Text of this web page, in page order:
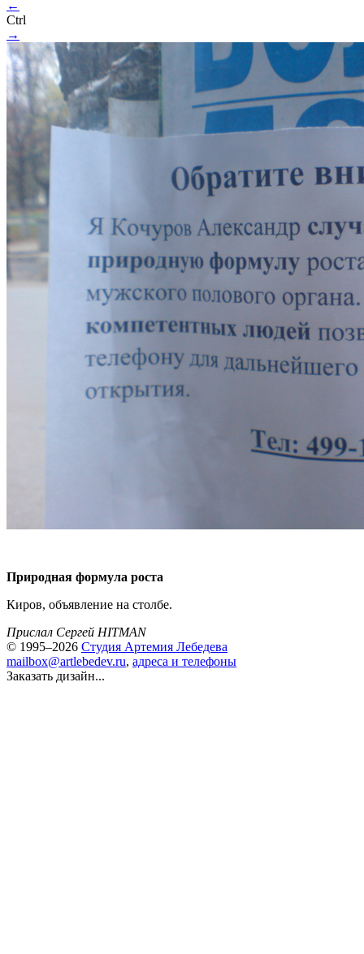
←
Ctrl
→
Природная формула роста
Киров, объявление на столбе.
Прислал Сергей HITMAN
© 1995–2026 Студия Артемия Лебедева
mailbox@artlebedev.ru, адреса и телефоны
Заказать дизайн...